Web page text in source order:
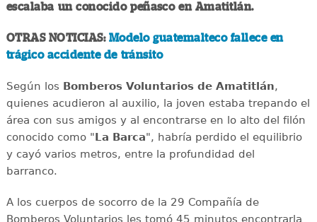
escalaba un conocido peñasco en Amatitlán.
OTRAS NOTICIAS: Modelo guatemalteco fallece en
trágico accidente de tránsito
Según los Bomberos Voluntarios de Amatitlán,
quienes acudieron al auxilio, la joven estaba trepando el
área con sus amigos y al encontrarse en lo alto del filón
conocido como " La Barca", habría perdido el equilibrio
y cayó varios metros, entre la profundidad del
barranco.
A los cuerpos de socorro de la 29 Compañía de
Bomberos Voluntarios les tomó 45 minutos encontrarla